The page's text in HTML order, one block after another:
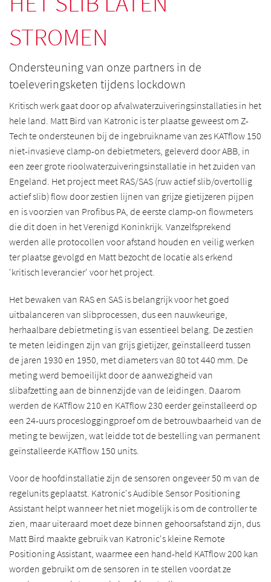
STROMEN
Ondersteuning van onze partners in de
toeleveringsketen tijdens lockdown
Kritisch werk gaat door op afvalwaterzuiveringsinstallaties in het
hele land. Matt Bird van Katronic is ter plaatse geweest om Z-
Tech te ondersteunen bij de ingebruikname van zes KATflow 150
niet-invasieve clamp-on debietmeters, geleverd door ABB, in
een zeer grote rioolwaterzuiveringsinstallatie in het zuiden van
Engeland. Het project meet RAS/SAS (ruw actief slib/overtollig
actief slib) flow door zestien lijnen van grijze gietijzeren pijpen
en is voorzien van Profibus PA, de eerste clamp-on flowmeters
die dit doen in het Verenigd Koninkrijk. Vanzelfsprekend
werden alle protocollen voor afstand houden en veilig werken
ter plaatse gevolgd en Matt bezocht de locatie als erkend
'kritisch leverancier' voor het project.
Het bewaken van RAS en SAS is belangrijk voor het goed
uitbalanceren van slibprocessen, dus een nauwkeurige,
herhaalbare debietmeting is van essentieel belang. De zestien
te meten leidingen zijn van grijs gietijzer, geïnstalleerd tussen
de jaren 1930 en 1950, met diameters van 80 tot 440 mm. De
meting werd bemoeilijkt door de aanwezigheid van
slibafzetting aan de binnenzijde van de leidingen. Daarom
werden de KATflow 210 en KATflow 230 eerder geïnstalleerd op
een 24-uurs procesloggingproef om de betrouwbaarheid van de
meting te bewijzen, wat leidde tot de bestelling van permanent
geïnstalleerde KATflow 150 units.
Voor de hoofdinstallatie zijn de sensoren ongeveer 50 m van de
regelunits geplaatst. Katronic's Audible Sensor Positioning
Assistant helpt wanneer het niet mogelijk is om de controller te
zien, maar uiteraard moet deze binnen gehoorsafstand zijn, dus
Matt Bird maakte gebruik van Katronic's kleine Remote
Positioning Assistant, waarmee een hand-held KATflow 200 kan
worden gebruikt om de sensoren in te stellen voordat ze